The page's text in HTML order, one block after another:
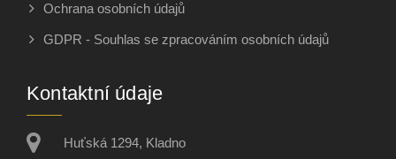
Ochrana osobních údajů
GDPR - Souhlas se zpracováním osobních údajů
Kontaktní údaje
Huťská 1294, Kladno